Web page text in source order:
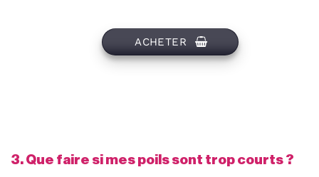
ACHETER
3. Que faire si mes poils sont trop courts ?